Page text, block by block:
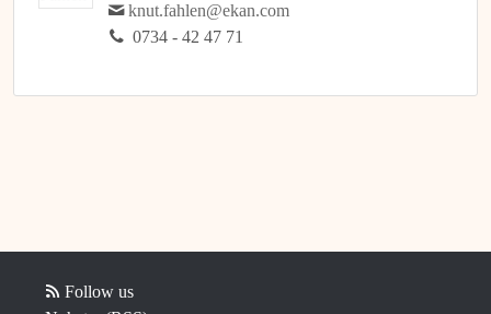
knut.fahlen@ekan.com
0734 - 42 47 71
Follow us